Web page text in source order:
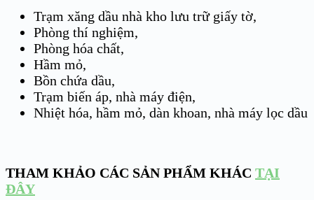
Trạm xăng dầu nhà kho lưu trữ giấy tờ,
Phòng thí nghiệm,
Phòng hóa chất,
Hầm mỏ,
Bồn chứa dầu,
Trạm biến áp, nhà máy điện,
Nhiệt hóa, hầm mỏ, dàn khoan, nhà máy lọc dầu
THAM KHẢO CÁC SẢN PHẨM KHÁC TẠI
ĐÂY